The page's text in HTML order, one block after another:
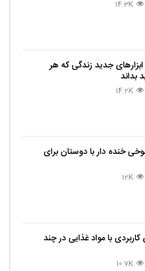
14.3K
جدید زندگی که هر
بداند
14.2K
خنده دار با دوستان برای
12K
با مواد غذایی در چند
10.7K